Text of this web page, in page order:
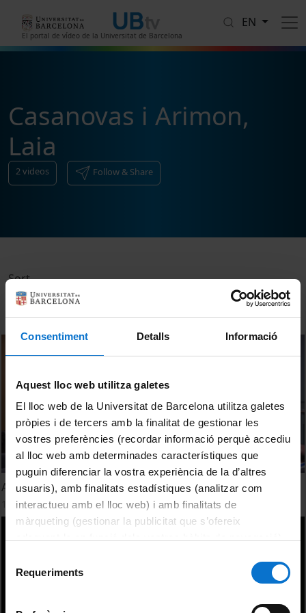
Consentiment Detalls Informació
Aquest lloc web utilitza galetes
El lloc web de la Universitat de Barcelona utilitza galetes
pròpies i de tercers amb la finalitat de gestionar les
vostres preferències (recordar informació perquè accediu
al lloc web amb determinades característiques que
puguin diferenciar la vostra experiència de la d’altres
usuaris), amb finalitats estadístiques (analitzar com
interactueu amb el lloc web) i amb finalitats de
màrqueting (gestionar la publicitat que s’ofereix
consultar laPolítica de galetes del lloc web de la
Requeriments
El portal de vídeo de la Universitat de Barcelona
EN
Casanovas i Arimon,
Laia
2videos Follow & Share
Sort
Aigua, territori, clima i societat. Col·loqui
15 June, 2022